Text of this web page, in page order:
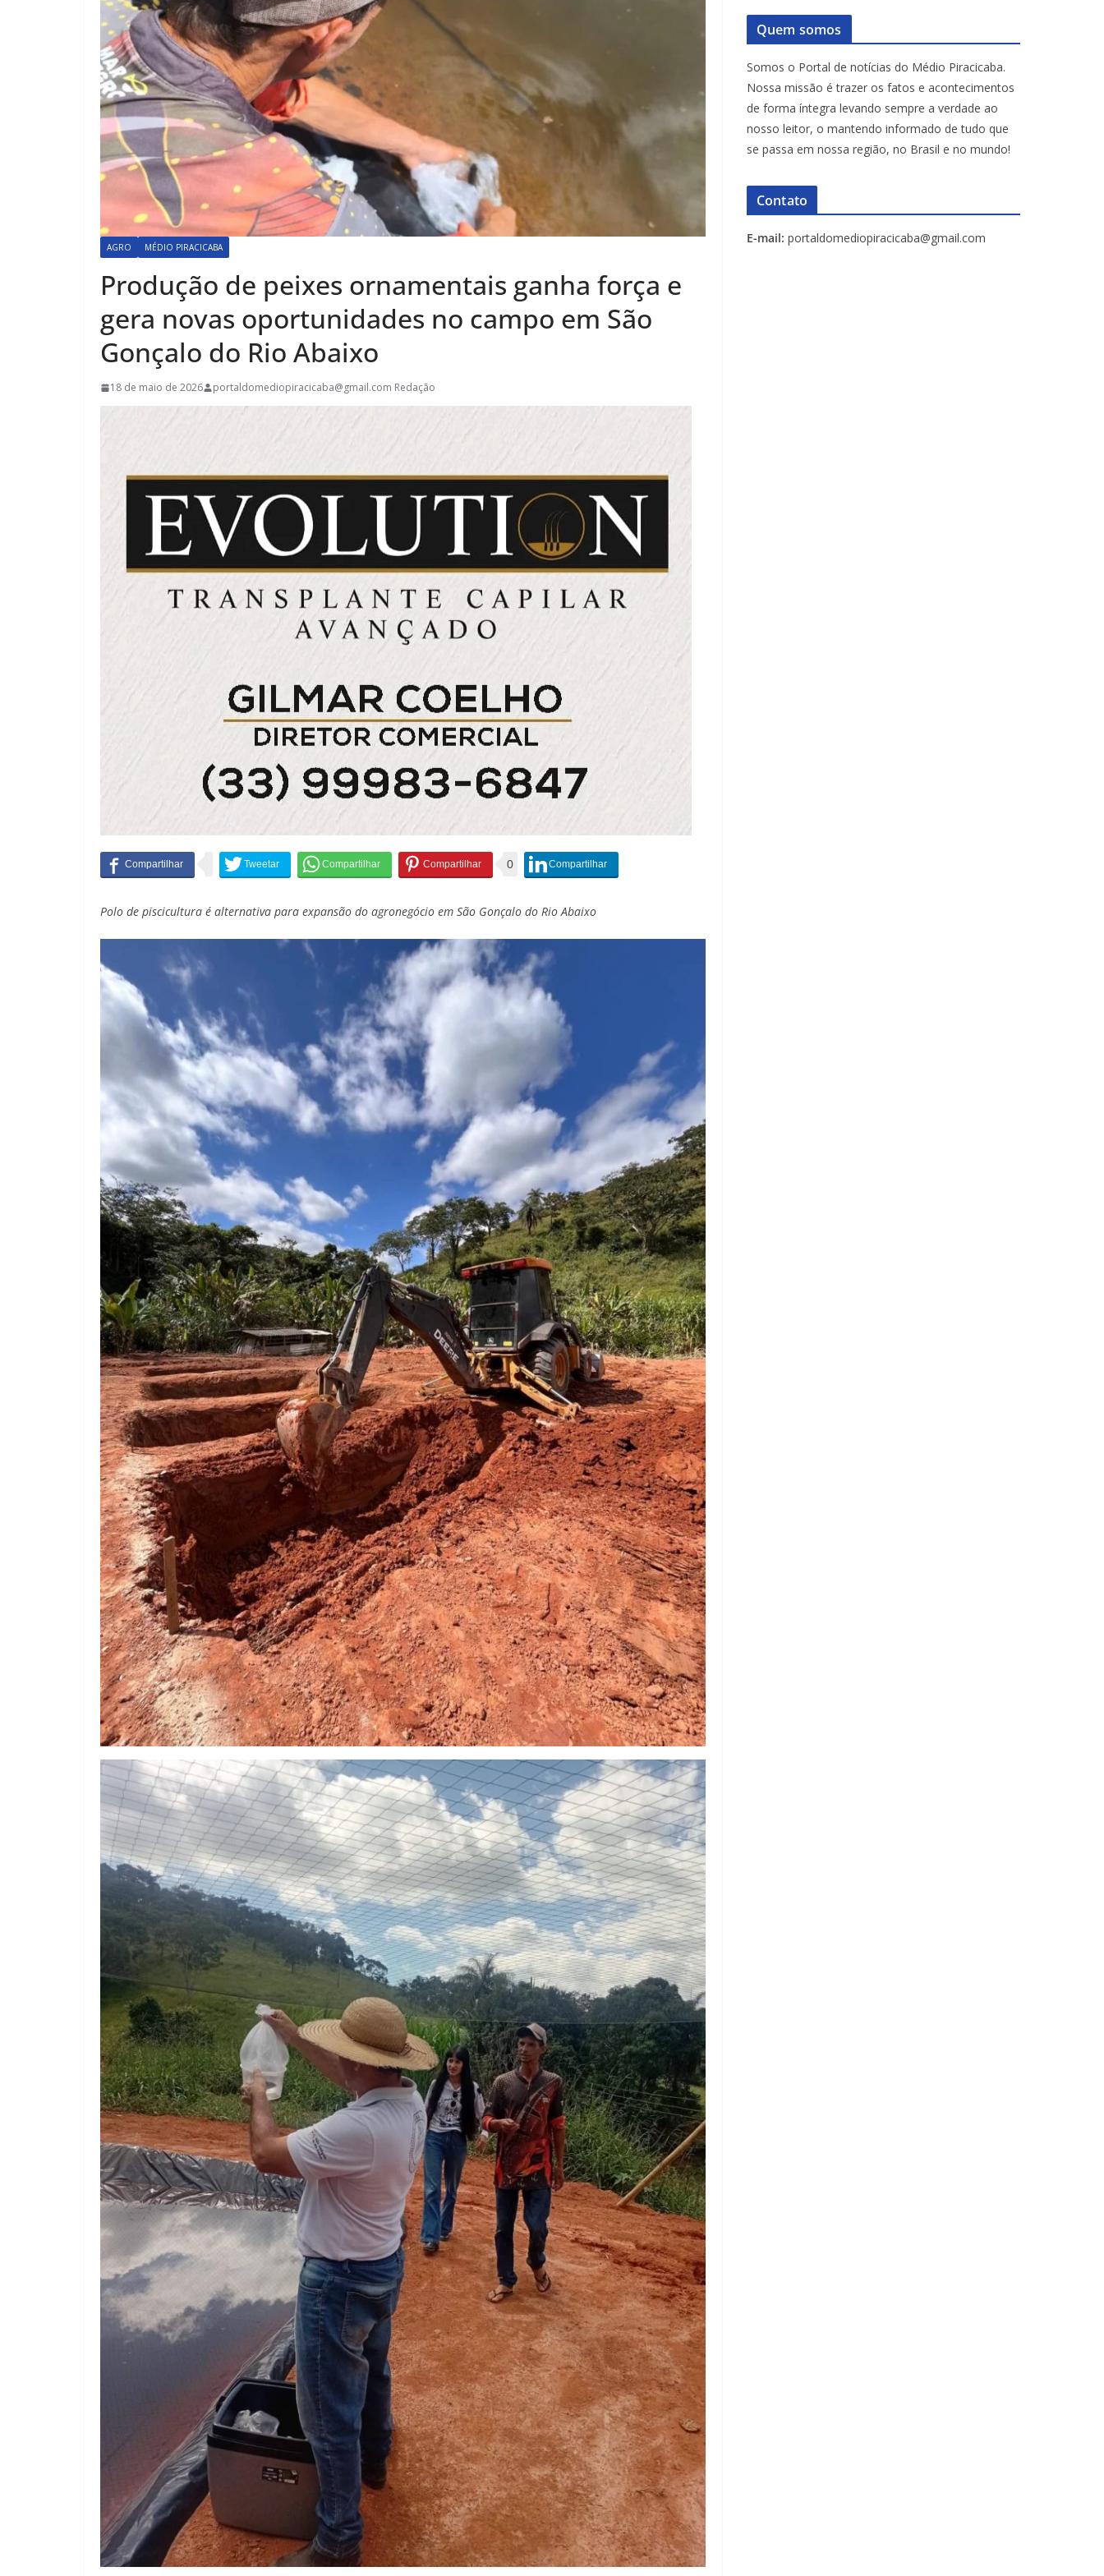
AGRO MÉDIO PIRACICABA
Produção de peixes ornamentais ganha força e
gera novas oportunidades no campo em São
Gonçalo do Rio Abaixo
18 de maio de 2026 portaldomediopiracicaba@gmail.com Redação
0
Polo de piscicultura é alternativa para expansão do agronegócio em São Gonçalo do Rio Abaixo
Quem somos
Somos o Portal de notícias do Médio Piracicaba.
Nossa missão é trazer os fatos e acontecimentos
de forma íntegra levando sempre a verdade ao
nosso leitor, o mantendo informado de tudo que
se passa em nossa região, no Brasil e no mundo!
Contato
E-mail: portaldomediopiracicaba@gmail.com